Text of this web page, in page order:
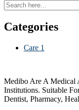
Categories
Care 1
Medibo Are A Medical
Institutions. Suitable
Dentist, Pharmacy,